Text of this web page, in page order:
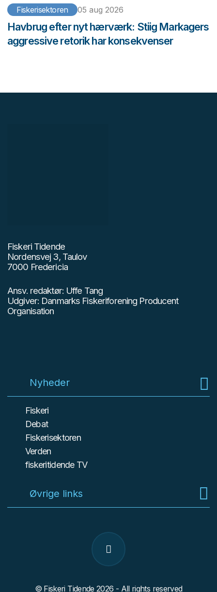
Fiskerisektoren 05 aug 2026
Havbrug efter nyt hærværk: Stiig Markagers
aggressive retorik har konsekvenser
Fiskeri Tidende
Nordensvej 3, Taulov
7000 Fredericia
Ansv. redaktør: Uffe Tang
Udgiver: Danmarks Fiskeriforening Producent
Organisation
Nyheder
Fiskeri
Debat
Fiskerisektoren
Verden
fiskeritidende TV
Øvrige links
© Fiskeri Tidende 2026 - All rights reserved